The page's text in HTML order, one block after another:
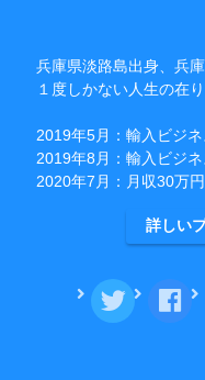
兵庫県淡路島出身、兵
１度しかない人生の在
2019年5月：輸入ビジネ
2019年8月：輸入ビジネ
2020年7月：月収30万
詳しい